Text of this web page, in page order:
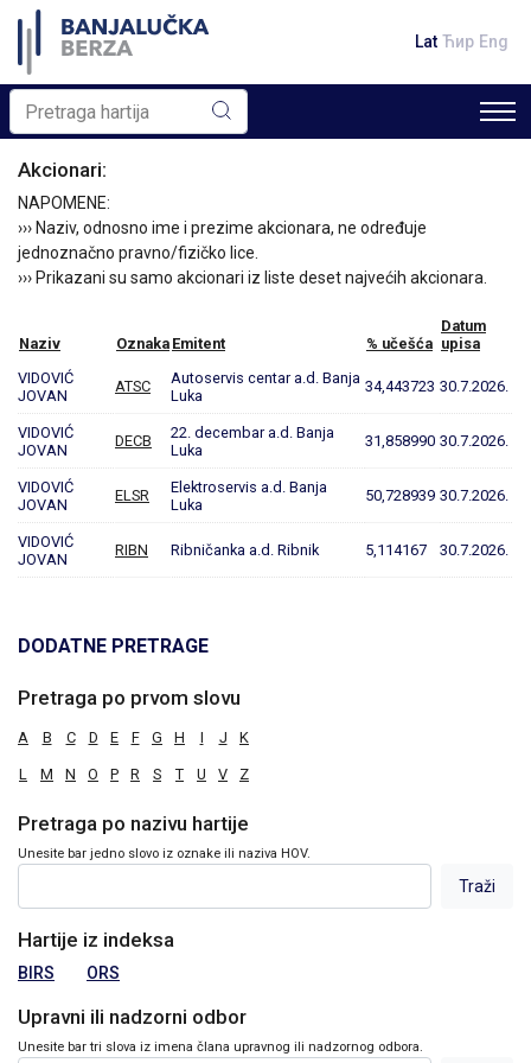
Lat Ћир Eng
Akcionari:
NAPOMENE:
››› Naziv, odnosno ime i prezime akcionara, ne određuje
jednoznačno pravno/fizičko lice.
››› Prikazani su samo akcionari iz liste deset najvećih akcionara.
Naziv Oznaka Emitent % učešća
Datum
upisa
VIDOVIĆ
JOVAN
ATSC
Autoservis centar a.d. Banja
Luka
34,443723 30.7.2026.
VIDOVIĆ
JOVAN
DECB
22. decembar a.d. Banja
Luka
31,858990 30.7.2026.
VIDOVIĆ
JOVAN
ELSR
Elektroservis a.d. Banja
Luka
50,728939 30.7.2026.
VIDOVIĆ
JOVAN
RIBN Ribničanka a.d. Ribnik 5,114167 30.7.2026.
DODATNE PRETRAGE
Pretraga po prvom slovu
A B C D E F G H I J K
L M N O P R S T U V Z
Pretraga po nazivu hartije
Unesite bar jedno slovo iz oznake ili naziva HOV.
Hartije iz indeksa
BIRS ORS
Upravni ili nadzorni odbor
Unesite bar tri slova iz imena člana upravnog ili nadzornog odbora.